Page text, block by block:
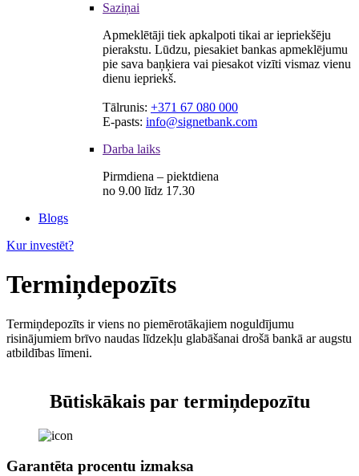
Saziņai
Apmeklētāji tiek apkalpoti tikai ar iepriekšēju
pierakstu. Lūdzu, piesakiet bankas apmeklējumu
pie sava baņķiera vai piesakot vizīti vismaz vienu
dienu iepriekš.
Tālrunis: +371 67 080 000
E-pasts: info@signetbank.com
Darba laiks
Pirmdiena – piektdiena
no 9.00 līdz 17.30
Blogs
Kur investēt?
Termiņdepozīts
Termiņdepozīts ir viens no piemērotākajiem noguldījumu
risinājumiem brīvo naudas līdzekļu glabāšanai drošā bankā ar augstu
atbildības līmeni.
Būtiskākais par termiņdepozītu
Garantēta procentu izmaksa